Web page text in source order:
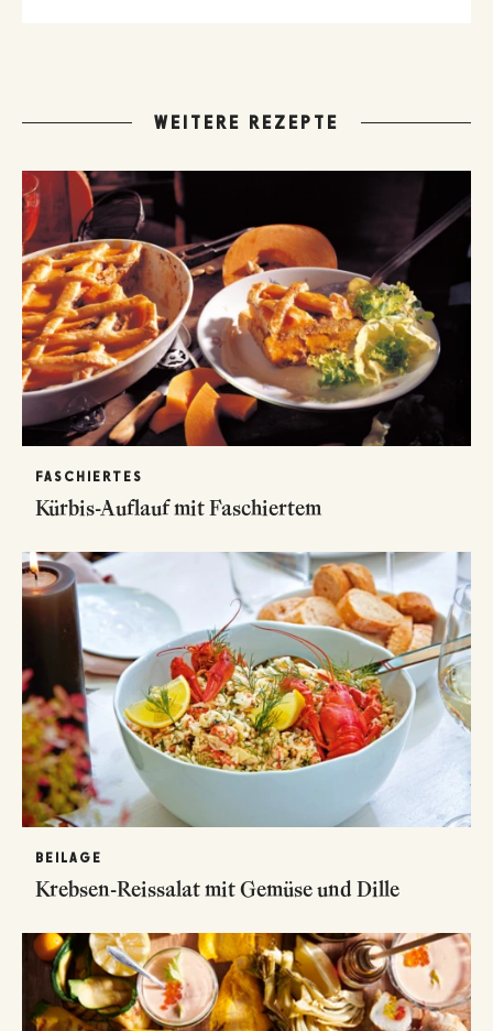
WEITERE REZEPTE
FASCHIERTES
Kürbis-Auflauf mit Faschiertem
BEILAGE
Krebsen-Reissalat mit Gemüse und Dille